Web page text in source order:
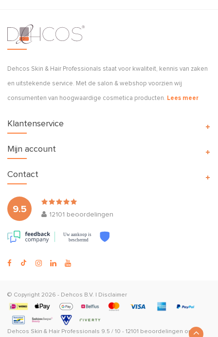
Dehcos Skin & Hair Professionals staat voor kwaliteit, kennis van zaken
en uitstekende service. Met de salon & webshop voorzien wij
consumenten van hoogwaardige cosmetica producten. Lees meer
Klantenservice
Mijn account
9.5
12101 beoordelingen
Uw aankoop is
beschermd
Contact
© Copyright 2026 - Dehcos B.V. Disclaimer
Dehcos Skin & Hair Professionals 9.5 / 10 - 12101 beoordelingen op The